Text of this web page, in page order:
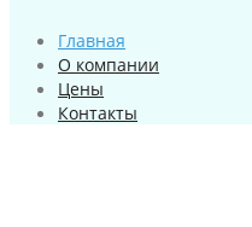
Главная
О компании
Цены
Контакты